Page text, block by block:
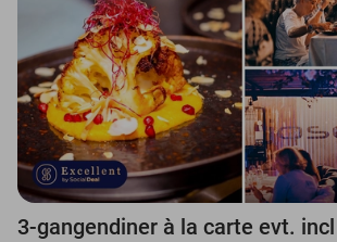
3-gangendiner à la carte evt.